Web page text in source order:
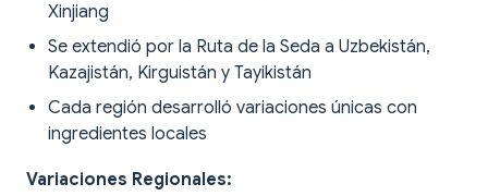
Xinjiang
Se extendió por la Ruta de la Seda a Uzbekistán,
Kazajistán, Kirguistán y Tayikistán
Cada región desarrolló variaciones únicas con
ingredientes locales
Variaciones Regionales: